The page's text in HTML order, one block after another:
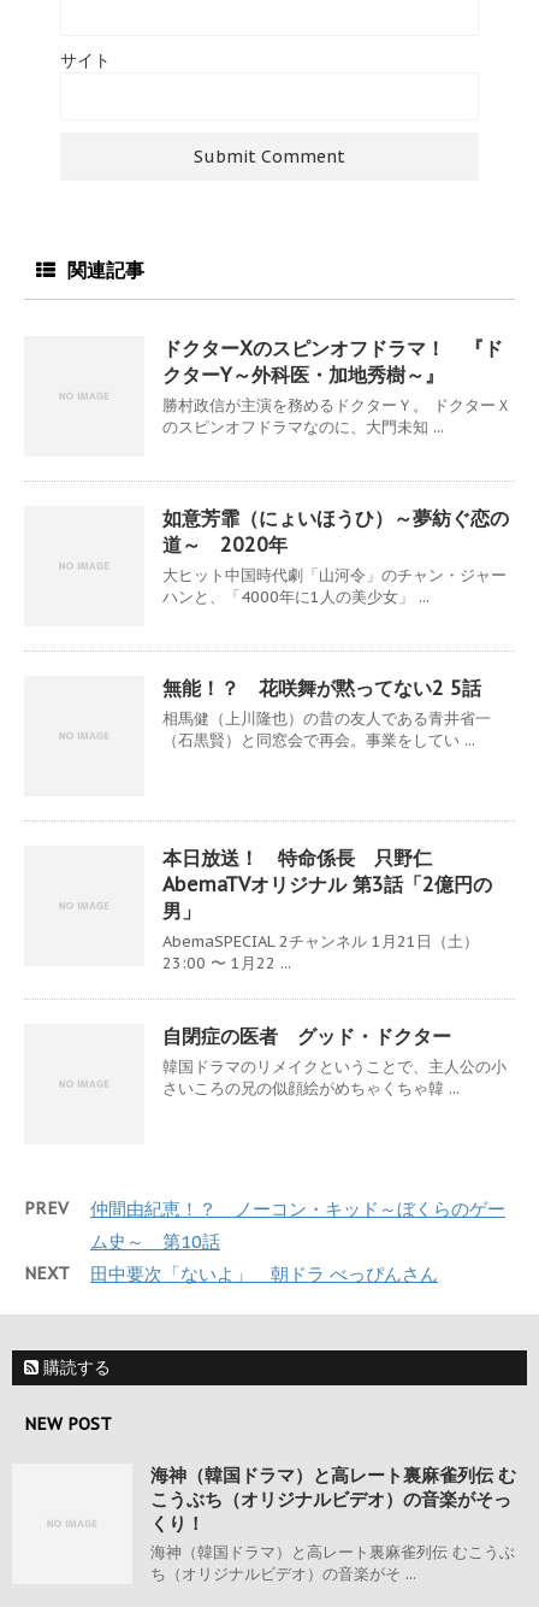
サイト
関連記事
ドクターXのスピンオフドラマ！ 『ド
クターY～外科医・加地秀樹～』
勝村政信が主演を務めるドクターＹ。 ドクターＸ
のスピンオフドラマなのに、大門未知 ...
如意芳霏（にょいほうひ）～夢紡ぐ恋の
道～ 2020年
大ヒット中国時代劇「山河令」のチャン・ジャー
ハンと、「4000年に1人の美少女」 ...
無能！？ 花咲舞が黙ってない2 5話
相馬健（上川隆也）の昔の友人である青井省一
（石黒賢）と同窓会で再会。事業をしてい ...
本日放送！ 特命係長 只野仁
AbemaTVオリジナル 第3話「2億円の
男」
AbemaSPECIAL 2チャンネル 1月21日（土）
23:00 〜 1月22 ...
自閉症の医者 グッド・ドクター
韓国ドラマのリメイクということで、主人公の小
さいころの兄の似顔絵がめちゃくちゃ韓 ...
PREV
仲間由紀恵！？ ノーコン・キッド～ぼくらのゲー
ム史～ 第10話
NEXT 田中要次「ないよ」 朝ドラ べっぴんさん
購読する
NEW POST
海神（韓国ドラマ）と高レート裏麻雀列伝 む
こうぶち（オリジナルビデオ）の音楽がそっ
くり！
海神（韓国ドラマ）と高レート裏麻雀列伝 むこうぶ
ち（オリジナルビデオ）の音楽がそ ...